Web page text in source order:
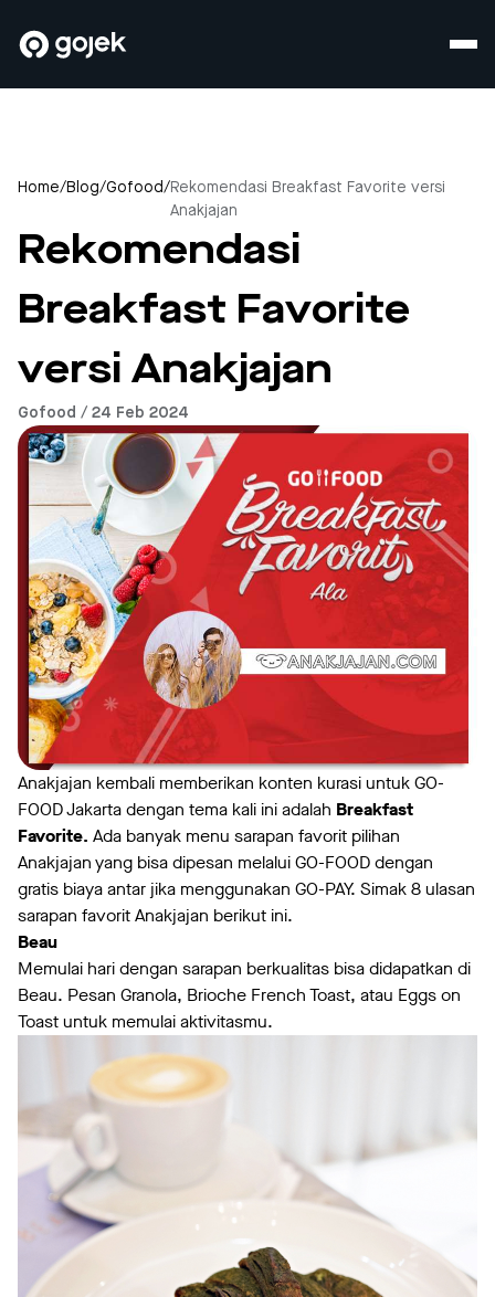
Home/Blog/Gofood/Rekomendasi Breakfast Favorite versi
Anakjajan
Rekomendasi
Breakfast Favorite
versi Anakjajan
Gofood / 24 Feb 2024
Anakjajan kembali memberikan konten kurasi untuk GO-
FOOD Jakarta dengan tema kali ini adalah Breakfast
Favorite. Ada banyak menu sarapan favorit pilihan
Anakjajan yang bisa dipesan melalui GO-FOOD dengan
gratis biaya antar jika menggunakan GO-PAY. Simak 8 ulasan
sarapan favorit Anakjajan berikut ini.
Beau
Memulai hari dengan sarapan berkualitas bisa didapatkan di
Beau. Pesan Granola, Brioche French Toast, atau Eggs on
Toast untuk memulai aktivitasmu.